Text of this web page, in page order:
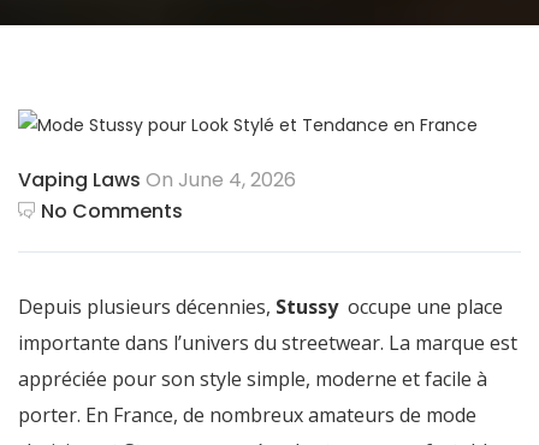
Vaping Laws On June 4, 2026
No Comments
Depuis plusieurs décennies, Stussyoccupe une place
importante dans l’univers du streetwear. La marque est
appréciée pour son style simple, moderne et facile à
porter. En France, de nombreux amateurs de mode